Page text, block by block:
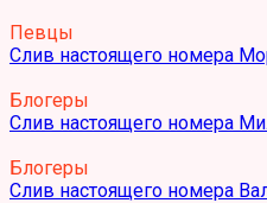
Певцы
Слив настоящего номера
Блогеры
Слив настоящего номера
Блогеры
Слив настоящего номера